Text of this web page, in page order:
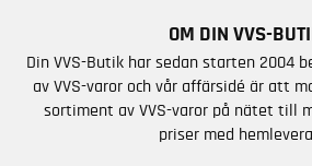
OM DIN VVS-
Din VVS-Butik har sedan starten 2004
av VVS-varor och vår affärsidé är att
sortiment av VVS-varor på nätet till
priser med